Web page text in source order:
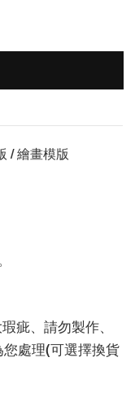
/ 繪畫模版
疵、請勿製作、
處理(可選擇換貨